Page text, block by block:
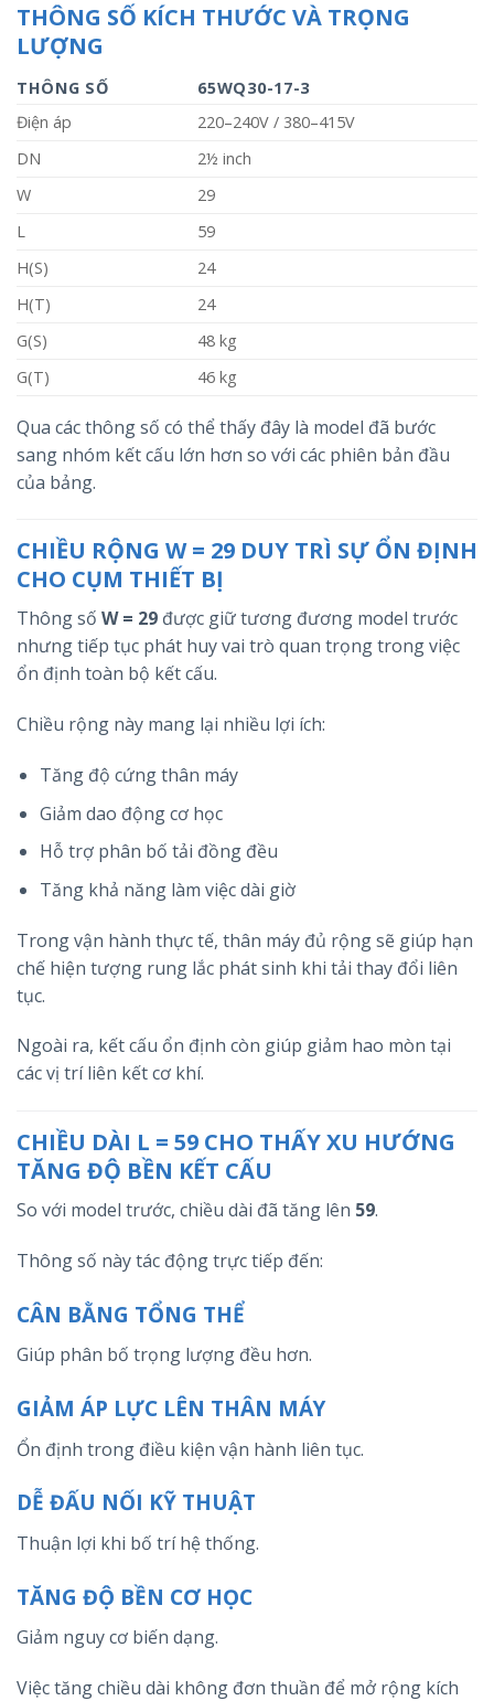
THÔNG SỐ KÍCH THƯỚC VÀ TRỌNG
LƯỢNG
THÔNG SỐ
65WQ30-17-3
Điện áp
220–240V / 380–415V
DN
2½ inch
W
29
L
59
H(S)
24
H(T)
24
G(S)
48 kg
G(T)
46 kg
Qua các thông số có thể thấy đây là model đã bước
sang nhóm kết cấu lớn hơn so với các phiên bản đầu
của bảng.
CHIỀU RỘNG W = 29 DUY TRÌ SỰ ỔN ĐỊNH
CHO CỤM THIẾT BỊ
Thông số W = 29 được giữ tương đương model trước
nhưng tiếp tục phát huy vai trò quan trọng trong việc
ổn định toàn bộ kết cấu.
Chiều rộng này mang lại nhiều lợi ích:
Tăng độ cứng thân máy
Giảm dao động cơ học
Hỗ trợ phân bố tải đồng đều
Tăng khả năng làm việc dài giờ
Trong vận hành thực tế, thân máy đủ rộng sẽ giúp hạn
chế hiện tượng rung lắc phát sinh khi tải thay đổi liên
tục.
Ngoài ra, kết cấu ổn định còn giúp giảm hao mòn tại
các vị trí liên kết cơ khí.
CHIỀU DÀI L = 59 CHO THẤY XU HƯỚNG
TĂNG ĐỘ BỀN KẾT CẤU
So với model trước, chiều dài đã tăng lên 59.
Thông số này tác động trực tiếp đến:
CÂN BẰNG TỔNG THỂ
Giúp phân bố trọng lượng đều hơn.
GIẢM ÁP LỰC LÊN THÂN MÁY
Ổn định trong điều kiện vận hành liên tục.
DỄ ĐẤU NỐI KỸ THUẬT
Thuận lợi khi bố trí hệ thống.
TĂNG ĐỘ BỀN CƠ HỌC
Giảm nguy cơ biến dạng.
Việc tăng chiều dài không đơn thuần để mở rộng kích